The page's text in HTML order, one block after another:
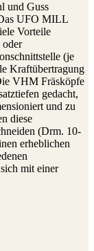
und Guss
UFO MILL
Vorteile
oder
(je
Kraftübertragung
VHM Fräsköpfe
gedacht,
und zu
diese
(Drm. 10-
erheblichen
mit einer